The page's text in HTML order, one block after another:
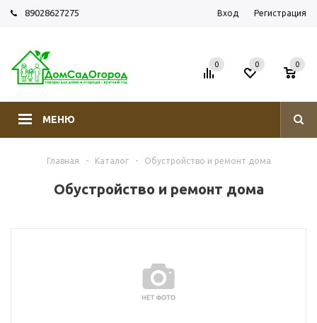
89028627275 Вход Регистрация
МЕНЮ
0 0 0
Главная - Каталог - Обустройство и ремонт дома
Обустройство и ремонт дома